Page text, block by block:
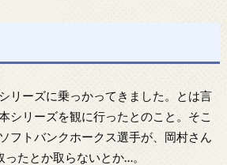
リーズに乗っかってきました。とは言
シリーズを観に行ったとのこと。そこ
フトバンクホークス選手が、岡村さん
たとか取らないとか…。